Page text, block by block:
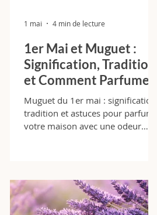
1er Mai et Muguet :
Signification, Tradition
et Comment Parfumer
Votre Maison avec
Élégance
Muguet du 1er mai : signification,
tradition et astuces pour parfumer
votre maison avec une odeur
1 mai 4 min de lecture